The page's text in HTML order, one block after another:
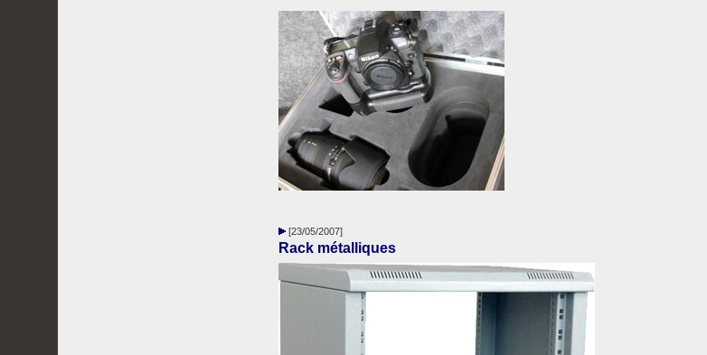
[23/05/2007]
Rack métalliques